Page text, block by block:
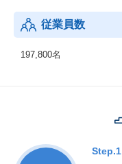
従業員数
197,800名
Step.1